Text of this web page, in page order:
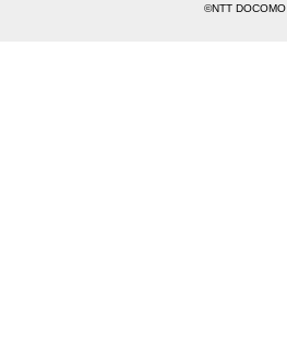
©NTT DOCOMO